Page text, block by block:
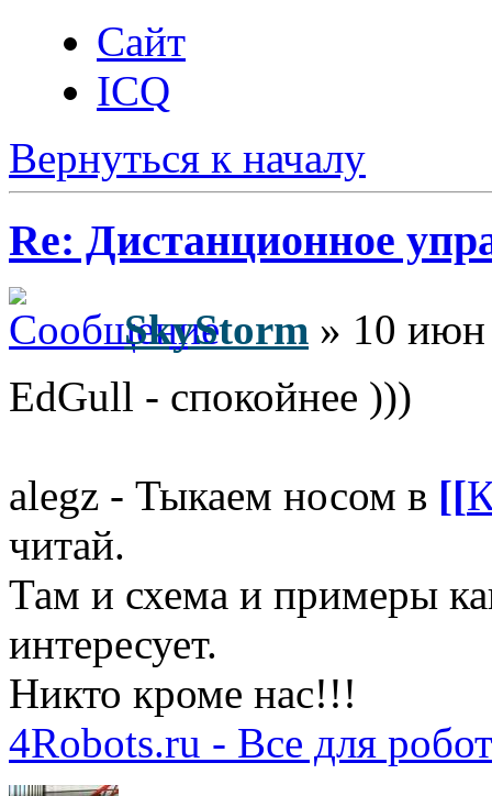
Сайт
ICQ
Вернуться к началу
Re: Дистанционное
SkyStorm » 10 июн
EdGull - спокойнее )))
alegz - Тыкаем носом в [[
читай.
Там и схема и примеры
интересует.
Никто кроме нас!!!
4Robots.ru - Все для